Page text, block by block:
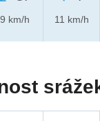
9 km/h
11 km/h